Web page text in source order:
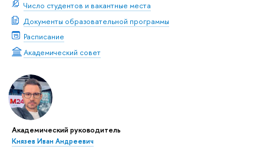
Число студентов и вакантные места
Документы образовательной программы
Расписание
Академический совет
Академический руководитель
Князев Иван Андреевич